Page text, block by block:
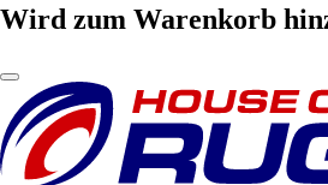
Wird zum Warenkorb